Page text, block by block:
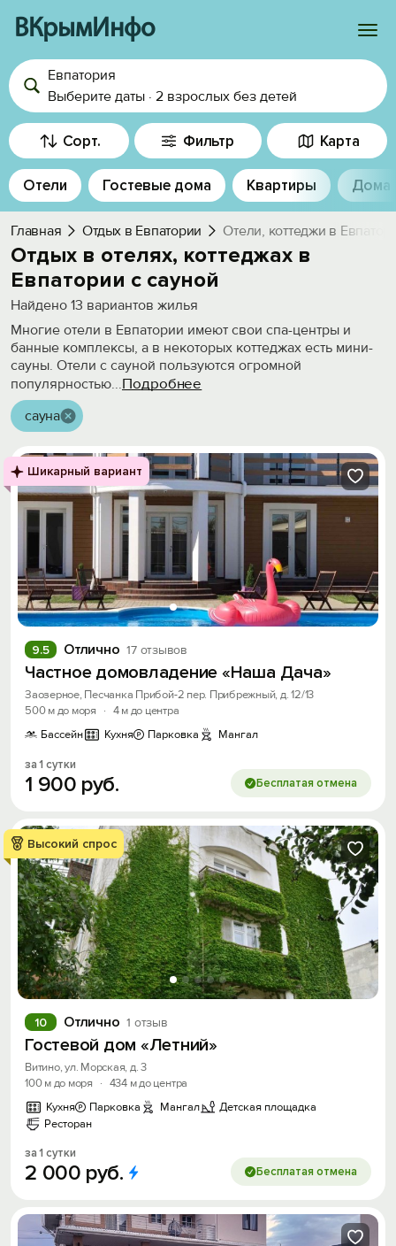
ВКрымИнфо
Войти
Избранное
История просмотра
Добавить свой объект
Евпатория
Выберите даты · 2 взрослых без детей
Сорт. Фильтр Карта
Отели Гостевые дома Квартиры Дома
Главная Отдых в Евпатории Отели, коттеджи в
Отдых в отелях, коттеджах в
Евпатории с сауной
Найдено 13 вариантов жилья
Многие отели в Евпатории имеют свои спа-центры и
банные комплексы, а в некоторых коттеджах есть мини-
сауны. Отели с сауной пользуются огромной
популярностью...Подробнее
сауна
Шикарный вариант
Отлично 17 отзывов
9.5
Частное домовладение «Наша Дача»
Заозерное, Песчанка Прибой-2 пер. Прибрежный, д. 12/13
500 м до моря
· 4 м до центра
Бассейн
Кухня Парковка Мангал
за 1 сутки
1 900 руб. Бесплатая отмена
Высокий спрос
Отлично 1 отзыв
10
Гостевой дом «Летний»
Витино, ул. Морская, д. 3
100 м до моря
· 434 м до центра
Кухня
Парковка Мангал
Детская площадка
Ресторан
за 1 сутки
2 000 руб. Бесплатая отмена